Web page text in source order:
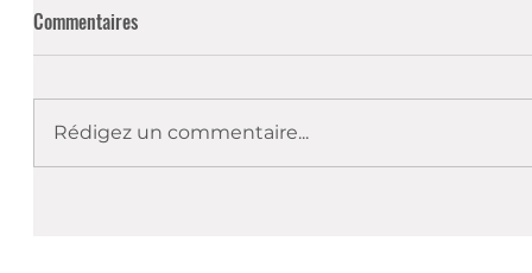
Commentaires
Rédigez un commentaire...